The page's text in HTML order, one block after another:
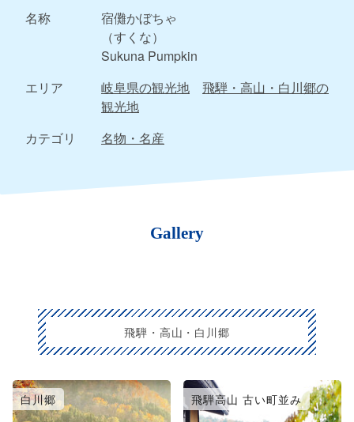
名称
宿儺かぼちゃ
（すくな）
Sukuna Pumpkin
エリア
岐阜県の観光地
飛騨・高山・白川郷の
観光地
カテゴリ
名物・名産
Gallery
飛騨・高山・白川郷
白川郷 飛騨高山 古い町並み